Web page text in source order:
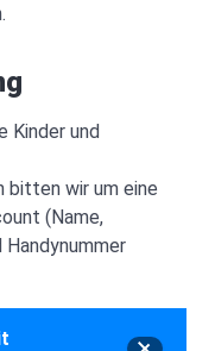
Kinder und
bitten wir um eine
(Name,